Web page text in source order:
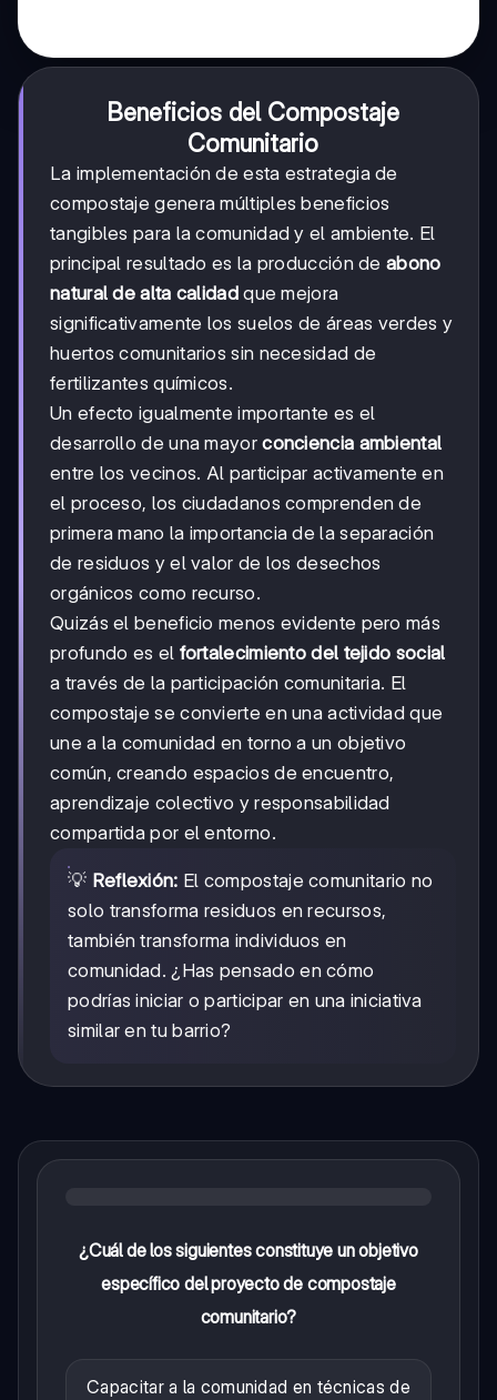
Beneficios del Compostaje
Comunitario
La implementación de esta estrategia de
compostaje genera múltiples beneficios
tangibles para la comunidad y el ambiente. El
principal resultado es la producción de abono
natural de alta calidadque mejora
significativamente los suelos de áreas verdes y
huertos comunitarios sin necesidad de
fertilizantes químicos.
Un efecto igualmente importante es el
desarrollo de una mayorconciencia ambiental
entre los vecinos. Al participar activamente en
el proceso, los ciudadanos comprenden de
primera mano la importancia de la separación
de residuos y el valor de los desechos
orgánicos como recurso.
Quizás el beneficio menos evidente pero más
profundo es el fortalecimiento del tejido social
a través de la participación comunitaria. El
compostaje se convierte en una actividad que
une a la comunidad en torno a un objetivo
común, creando espacios de encuentro,
aprendizaje colectivo y responsabilidad
compartida por el entorno.
💡 Reflexión: El compostaje comunitario no
solo transforma residuos en recursos,
también transforma individuos en
comunidad. ¿Has pensado en cómo
podrías iniciar o participar en una iniciativa
similar en tu barrio?
¿Cuál de los siguientes constituye un objetivo
específico del proyecto de compostaje
comunitario?
Capacitar a la comunidad en técnicas de